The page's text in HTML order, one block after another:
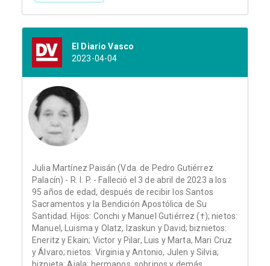
El Diario Vasco
2023-04-04
Julia Martínez Paisán (Vda. de Pedro Gutiérrez
Palacín) - R. I. P. - Falleció el 3 de abril de 2023 a los
95 años de edad, después de recibir los Santos
Sacramentos y la Bendición Apostólica de Su
Santidad. Hijos: Conchi y Manuel Gutiérrez (†); nietos:
Manuel, Luisma y Olatz, Izaskun y David; biznietos:
Eneritz y Ekain; Victor y Pilar, Luis y Marta, Mari Cruz
y Álvaro; nietos: Virginia y Antonio, Julen y Silvia;